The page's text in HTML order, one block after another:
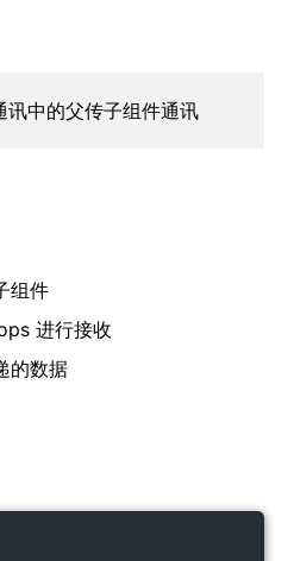
讯中的父传子组件通讯
组件
进行接收
的数据